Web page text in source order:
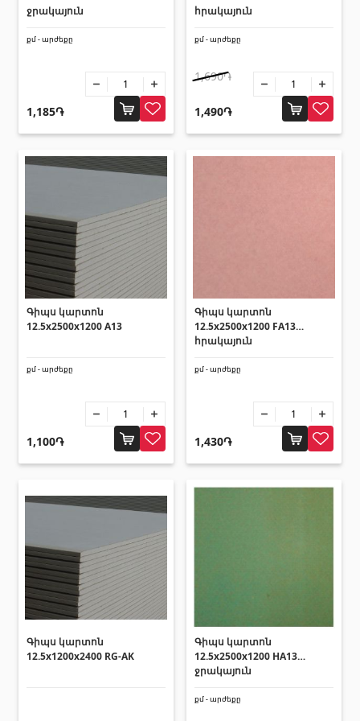
Առաստաղներ
Կախովի առաստաղներ և պրոֆիլներ
Պլաստմասե առաստաղներ
Լուսարձակներ և լամպեր(28)
Գիպս-ստվարաթուղթ KNAUF
Գիպսստվարաթղթե սալեր
Պրոֆիլներ(34)
Ժապավեններ և պտուտակներ
Շինարարական և սպասարկման
տեխնիկաներ
Վերամբարձ տեխնիկա
Մեքենաներ
(5)
(10)
Շինարարական տեխնիկա(25)
Բոլորը
Սոսինձներ և քսանյութեր
Սոսինձ(3)
Լողավազանի պարագաներ
ջրակայուն
քմ - արժեքը
1,185֏
հրակայուն
քմ - արժեքը
1,690֏
1,490֏
Գիպս կարտոն
12.5x2500x1200 A13
քմ - արժեքը
1,100֏
Գիպս կարտոն
12.5x2500x1200 FA13
հրակայուն
քմ - արժեքը
1,430֏
Գիպս կարտոն
12.5x1200x2400 RG-AK
Գիպս կարտոն
12.5x2500x1200 HA13
ջրակայուն
քմ - արժեքը